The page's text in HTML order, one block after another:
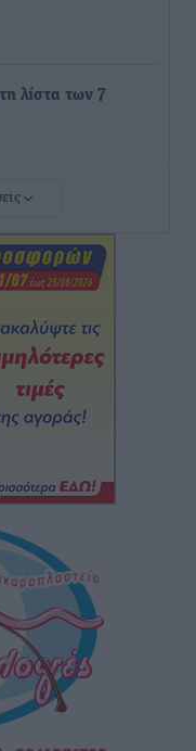
λίστα των 7
η ΚΥΑ για το ΕΧΠ
των νησιών
για το
πρωτοβουλία
εταιρειών
από
όσοι
πενθήμερο,